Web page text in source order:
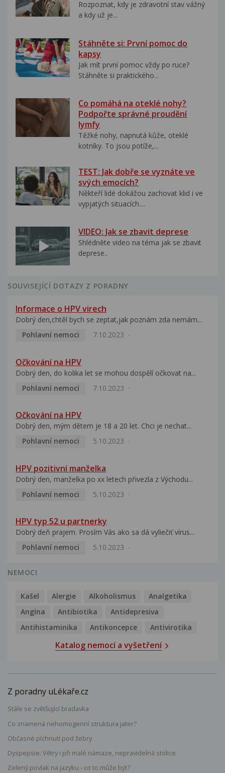
Rozpoznat, kdy je zdravotní stav vážný
a kdy už je...
Stáhněte si: První pomoc do
kapsy
Jak mít první pomoc vždy po ruce?
Stáhněte si praktického...
Co pomáhá na oteklé nohy?
Podpořte správné proudění
lymfy
Těžké nohy, napnutá kůže, oteklé
kotníky. To jsou potíže,...
TEST: Jak dobře se vyznáte ve
svých emocích?
Někteří lidé dokážou zachovat klid i ve
vypjatých situacích....
VIDEO: Jak se zbavit deprese
Shlédněte video na téma jak se zbavit
deprese..
SOUVISEJÍCÍ DOTAZY Z PORADNY
Informace o HPV virech
Dobrý den,chtěl bych se zeptat,jak poznám zda nemám...
Pohlavní nemoci
7.10.2023
Očkování na HPV
Dobrý den, do kolika let se mohou dospělí očkovat na...
Pohlavní nemoci
7.10.2023
Očkování na HPV
Dobrý den, mým dětem je 18 a 20 let. Chci je nechat...
Pohlavní nemoci
5.10.2023
HPV pozitivní manželka
Dobrý den, manželka po xx letech přivezla z Východu...
Pohlavní nemoci
5.10.2023
HPV typ 52 u partnerky
Dobrý deň prajem. Prosím Vás ako sa dá vyliečiť vírus...
Pohlavní nemoci
5.10.2023
NEMOCI
Kašel Alergie Alkoholismus
Analgetika
Angína
Antibiotika
Antidepresiva
Antihistaminika
Antikoncepce Antivirotika
Katalog nemocí a vyšetření
Z poradny uLékaře.cz
Stále se zvětšující bradavka
Co znamená nehomogenní struktura jater?
Občasné píchnutí pod žebry
Dyspepsie: Větry i při malé námaze, nepravidelná stolice
Zelený povlak na jazyku - co to může být?